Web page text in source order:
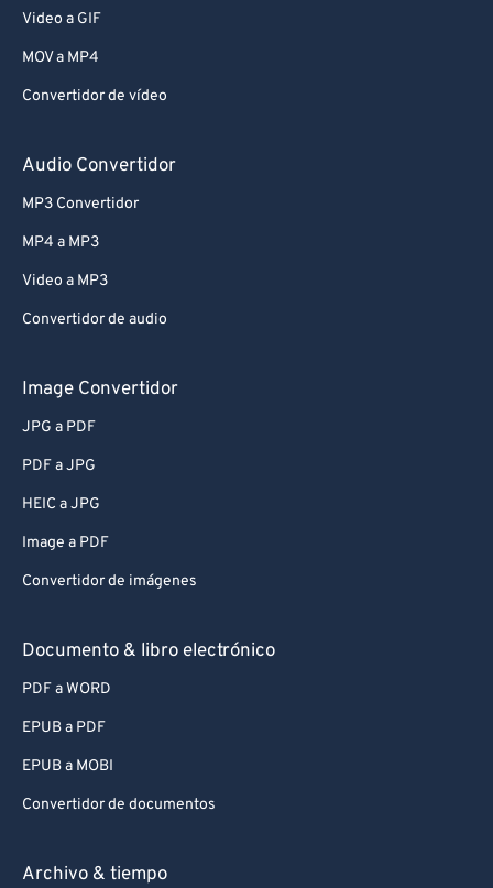
Video a GIF
MOV a MP4
Convertidor de vídeo
Audio Convertidor
MP3 Convertidor
MP4 a MP3
Video a MP3
Convertidor de audio
Image Convertidor
JPG a PDF
PDF a JPG
HEIC a JPG
Image a PDF
Convertidor de imágenes
Documento & libro electrónico
PDF a WORD
EPUB a PDF
EPUB a MOBI
Convertidor de documentos
Archivo & tiempo